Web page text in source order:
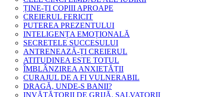
ȚINE-ȚI COPIII APROAPE
CREIERUL FERICIT
PUTEREA PREZENTULUI
INTELIGENȚA EMOȚIONALĂ
SECRETELE SUCCESULUI
ANTRENEAZĂ-ȚI CREIERUL
ATITUDINEA ESTE TOTUL
ÎMBLÂNZIREA ANXIETĂȚII
CURAJUL DE A FI VULNERABIL
DRAGĂ, UNDE-S BANII?
INVĂȚĂTORII DE GRIJĂ. SALVATORII